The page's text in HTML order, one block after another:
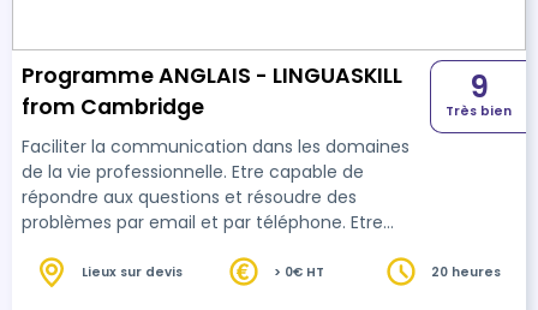
Programme ANGLAIS - LINGUASKILL
from Cambridge
Faciliter la communication dans les domaines
de la vie professionnelle. Etre capable de
répondre aux questions et résoudre des
problèmes par email et par téléphone. Etre
anglophones. Etre capable de faire une
9
Très bien
Lieux sur devis > 0€ HT 20 heures